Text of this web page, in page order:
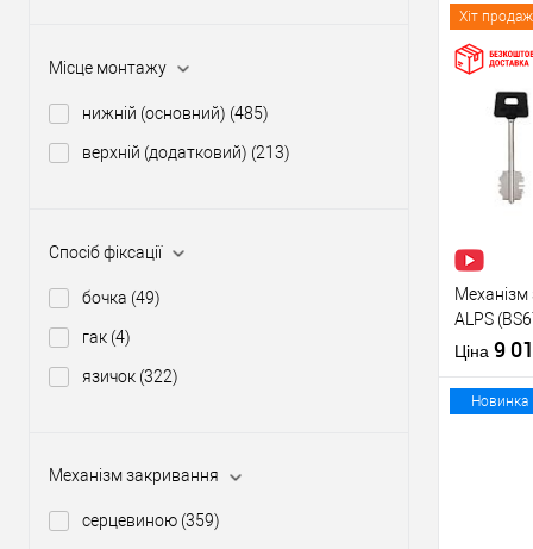
Місце монтажу
нижній (основний) (485)
верхній (додатковий) (213)
Спосіб фіксації
бочка (49)
гак (4)
язичок (322)
Механізм закривання
серцевиною (359)
Міжосьова
відстань
У
Виробник
Тип товару
Матеріал
Країна
Міжосьова
Хіт
ALPS
Ціна 9
Новинка